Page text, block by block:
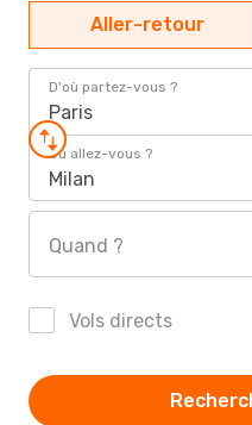
Aller-retour
D'où partez-vous ?
Paris
Où allez-vous ?
Milan
Quand ?
Vols directs